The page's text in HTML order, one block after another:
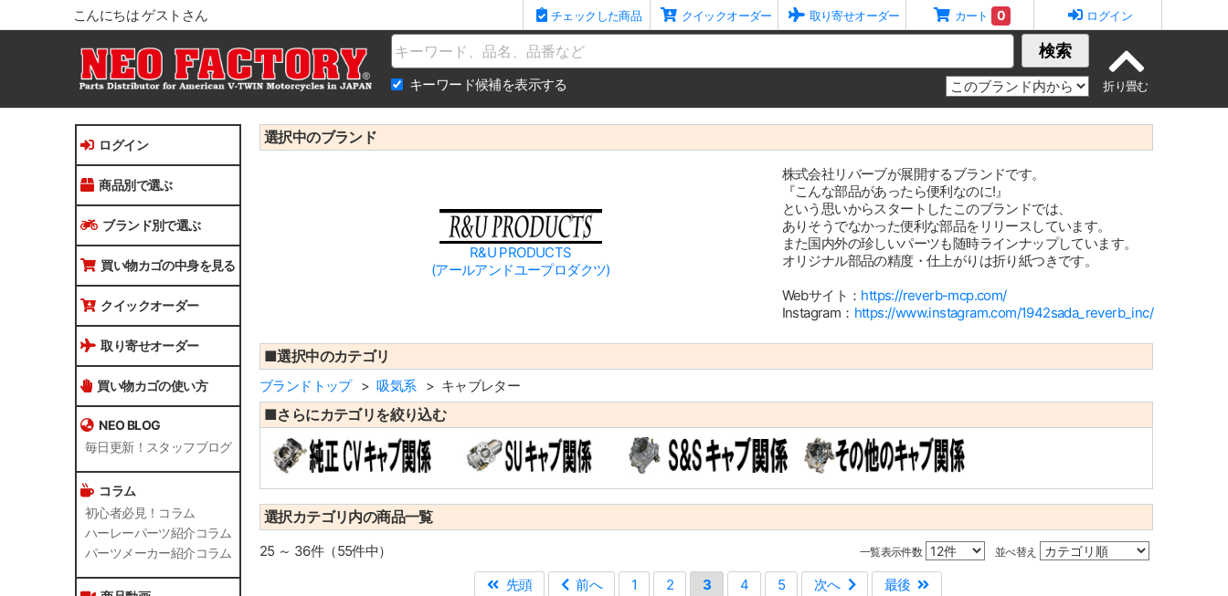
こんにちは ゲストさん チェックした商品 クイックオーダー 取り寄せオーダー カート 0 ログイン
Name 検索
キーワード候補を表示する
ログイン
商品別で選ぶ
ブランド別で選ぶ
買い物カゴの中身を見る
クイックオーダー
取り寄せオーダー
買い物カゴの使い方
NEO BLOG
毎日更新！スタッフブログ
コラム
初心者必見！コラム
ハーレーパーツ紹介コラム
パーツメーカー紹介コラム
選択中のブランド
R&U PRODUCTS
(アールアンドユープロダクツ)
株式会社リバーブが展開するブランドです。
『こんな部品があったら便利なのに!』
という思いからスタートしたこのブランドでは、
ありそうでなかった便利な部品をリリースしています。
また国内外の珍しいパーツも随時ラインナップしています。
オリジナル部品の精度・仕上がりは折り紙つきです。
Webサイト： https://reverb-mcp.com/
Instagram： https://www.instagram.com/1942sada_reverb_inc/
■選択中のカテゴリ
ブランドトップ 吸気系 キャブレター
■さらにカテゴリを絞り込む
選択カテゴリ内の商品一覧
一覧表示件数 並べ替え
25 ～ 36件（55件中）
先頭
前へ 1 2 3 4 5 次へ 最後